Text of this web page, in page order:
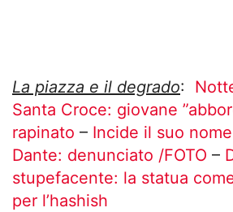
La piazza e il degrado:
Santa Croce: giovane
rapinato – Incide il suo
Dante: denunciato /FOTO –
stupefacente: la statua
per l’hashish